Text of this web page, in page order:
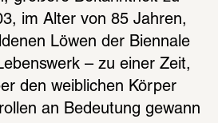
im Alter von 85 Jahren,
Löwen der Bien­nale
– zu einer Zeit,
den weib­li­chen Körper
an Bedeu­tung gewann